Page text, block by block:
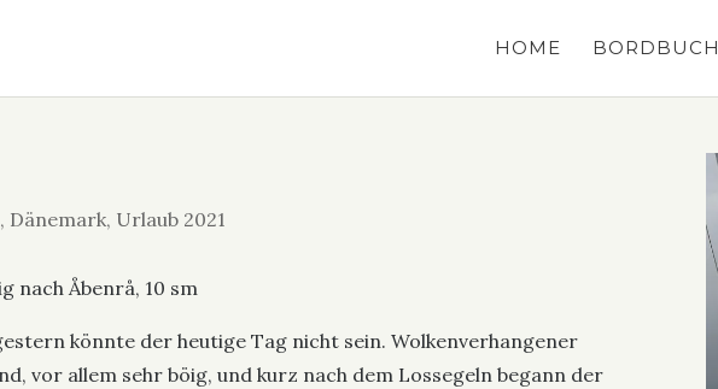
HOME BORDBUCH
, Dänemark, Urlaub 2021
nach Åbenrå, 10 sm
könnte der heutige Tag nicht sein. Wolkenverhangener
vor allem sehr böig, und kurz nach dem Lossegeln begann der